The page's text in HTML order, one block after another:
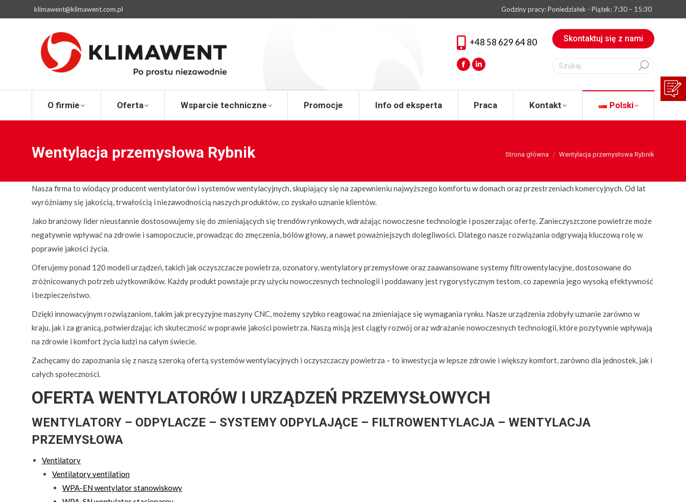
klimawent@klimawent.com.pl Godziny pracy: Poniedziałek - Piątek: 7:30 – 15:30
+48 58 629 64 80
FacebookLinkedin
Skontaktuj się z nami
O firmie Oferta Wsparcie techniczne Promocje Info od eksperta Praca Kontakt Polski
Wentylacja przemysłowa Rybnik You are here:
Strona główna Wentylacja przemysłowa Rybnik
Nasza firma to wiodący producent wentylatorów i systemów wentylacyjnych, skupiający się na zapewnieniu najwyższego komfortu w domach oraz przestrzeniach komercyjnych. Od lat
wyróżniamy się jakością, trwałością i niezawodnością naszych produktów, co zyskało uznanie klientów.
Jako branżowy lider nieustannie dostosowujemy się do zmieniających się trendów rynkowych, wdrażając nowoczesne technologie i poszerzając ofertę. Zanieczyszczone powietrze może
negatywnie wpływać na zdrowie i samopoczucie, prowadząc do zmęczenia, bólów głowy, a nawet poważniejszych dolegliwości. Dlatego nasze rozwiązania odgrywają kluczową rolę w
poprawie jakości życia.
Oferujemy ponad 120 modeli urządzeń, takich jak oczyszczacze powietrza, ozonatory, wentylatory przemysłowe oraz zaawansowane systemy filtrowentylacyjne, dostosowane do
zróżnicowanych potrzeb użytkowników. Każdy produkt powstaje przy użyciu nowoczesnych technologii i poddawany jest rygorystycznym testom, co zapewnia jego wysoką efektywność
i bezpieczeństwo.
Dzięki innowacyjnym rozwiązaniom, takim jak precyzyjne maszyny CNC, możemy szybko reagować na zmieniające się wymagania rynku. Nasze urządzenia zdobyły uznanie zarówno w
kraju, jak i za granicą, potwierdzając ich skuteczność w poprawie jakości powietrza. Naszą misją jest ciągły rozwój oraz wdrażanie nowoczesnych technologii, które pozytywnie wpływają
na zdrowie i komfort życia ludzi na całym świecie.
Zachęcamy do zapoznania się z naszą szeroką ofertą systemów wentylacyjnych i oczyszczaczy powietrza – to inwestycja w lepsze zdrowie i większy komfort, zarówno dla jednostek, jak i
całych społeczności.
OFERTA WENTYLATORÓW I URZĄDZEŃ PRZEMYSŁOWYCH
WENTYLATORY – ODPYLACZE – SYSTEMY ODPYLAJĄCE – FILTROWENTYLACJA – WENTYLACJA
PRZEMYSŁOWA
Ventilatory
Ventilatory ventilation
WPA-EN wentylator stanowiskowy
Praca Kontakt Polski